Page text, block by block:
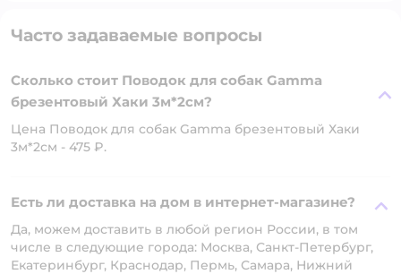
Часто задаваемые вопросы
Сколько стоит Поводок для собак Gamma
брезентовый Хаки 3м*2см?
Цена Поводок для собак Gamma брезентовый Хаки
3м*2см - 475 ₽.
Есть ли доставка на дом в интернет-магазине?
Да, можем доставить в любой регион России, в том
числе в следующие города: Москва, Санкт-Петербург,
Екатеринбург, Краснодар, Пермь, Самара, Нижний